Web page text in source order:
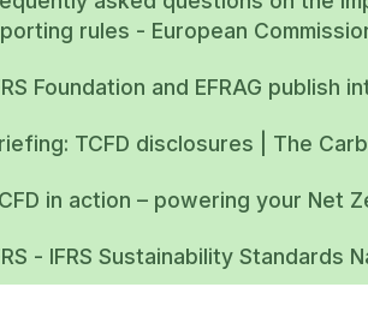
rules - European
Foundation and EFRAG publish
TCFD disclosures | The
in action – powering your Net
- IFRS Sustainability Standards